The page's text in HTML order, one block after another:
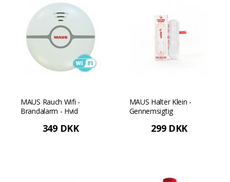
MAUS Rauch Wifi -
Brandalarm - Hvid
349 DKK
MAUS Halter Klein -
Gennemsigtig
299 DKK